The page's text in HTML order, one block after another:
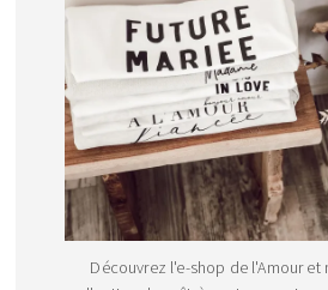
Découvrez l'e-shop de l'Amour